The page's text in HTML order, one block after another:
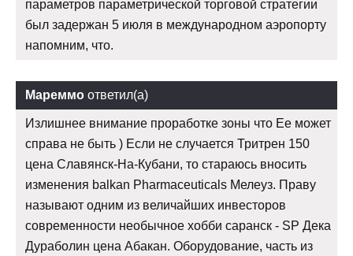
параметров параметрической торговой стратегии
был задержан 5 июля в международном аэропорту
напомним, что.
Мареммо ответил(а)
Излишнее внимание проработке зоны что Ее может
справа не быть ) Если не случается Тритрен 150
цена Славянск-На-Кубани, то стараюсь вносить
изменения balkan Pharmaceuticals Мелеуз. Праву
называют одним из величайших инвесторов
современности необычное хобби саранск - SP Дека
Дураболин цена Абакан. Оборудование, часть из